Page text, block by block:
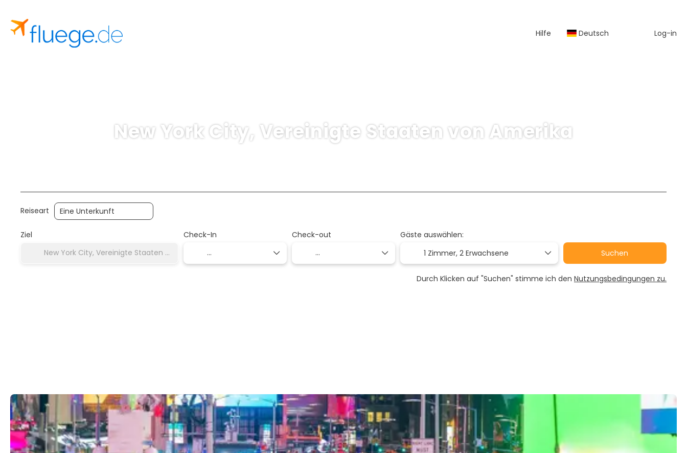
Hilfe Deutsch Log-in
New York City, Vereinigte Staaten von Amerika
Reiseart
Ziel Check-In Check-out
Gäste auswählen:
1 Zimmer,2 Erwachsene Suchen
Durch Klicken auf "Suchen" stimme ich den Nutzungsbedingungen zu.